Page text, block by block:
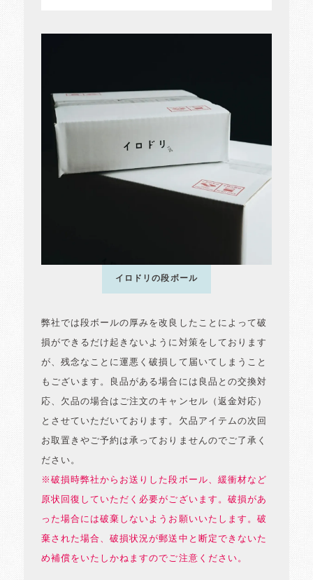
イロドリの段ボール
弊社では段ボールの厚みを改良したことによって破
損ができるだけ起きないように対策をしております
が、残念なことに運悪く破損して届いてしまうこと
もございます。良品がある場合には良品との交換対
応、欠品の場合はご注文のキャンセル（返金対応）
とさせていただいております。欠品アイテムの次回
お取置きやご予約は承っておりませんのでご了承く
ださい。
※破損時弊社からお送りした段ボール、緩衝材など
原状回復していただく必要がございます。破損があ
った場合には破棄しないようお願いいたします。破
棄された場合、破損状況が郵送中と断定できないた
め補償をいたしかねますのでご注意ください。